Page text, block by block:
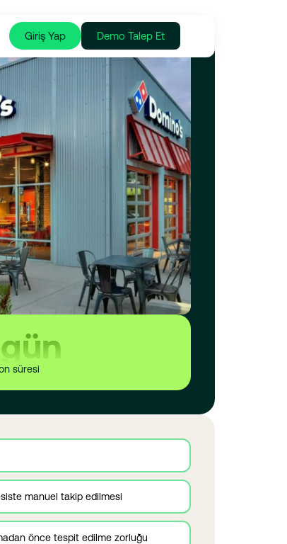
Giriş Yap Demo Talep Et
gün
süresi
manuel takip edilmesi
önce tespit edilme zorluğu